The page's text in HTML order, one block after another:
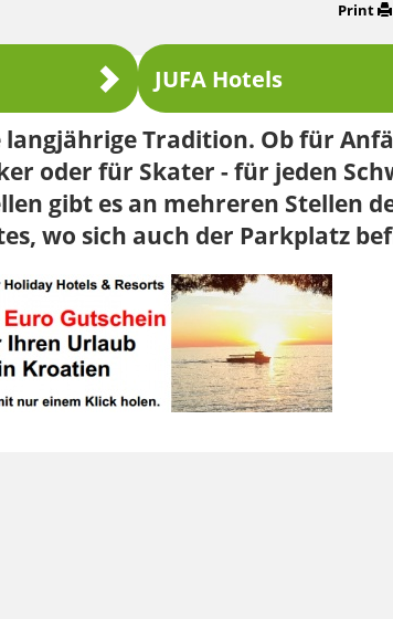
Print
JUFA Hotels
langjährige Tradition. Ob für
oder für Skater - für jeden
gibt es an mehreren Stellen
wo sich auch der Parkplatz